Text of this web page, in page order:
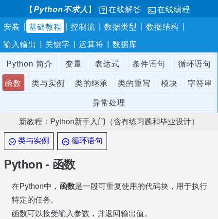
【Python不求人】 在线解答
在线编程
安装 | 基础教程 | 控制流 | 数据类型 | 数据结构 |
输入输出 | 关键字 | 运算符 | 数据库
Python 简介
变量 表达式 条件语句
循环语句
函数
类与实例 类的继承 类的重写 模块
字符串
异常处理
新教程：Python新手入门（含有练习题和毕业设计）
类与实例
循环语句
Python - 函数
在Python中， 函数是一段可重复使用的代码块，用于执行
特定的任务。
函数可以接受输入参数，并返回输出值。